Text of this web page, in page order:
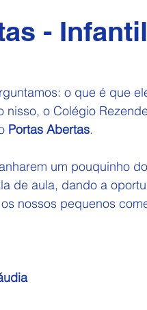
-
o que é que
o Colégio
Portas Abertas.
um pouquinho
de aula, dando a
nossos pequenos